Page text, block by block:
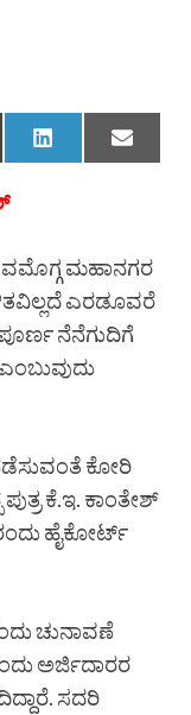
ಮಹಾನಗರ
ಎರಡೂವರೆ
ನೆನೆಗುದಿಗೆ
ಕೋರಿ
ಕೆ.ಇ. ಕಾಂತೇಶ್‌
ಹೈಕೋರ್ಟ್
ಚುನಾವಣೆ
ಅರ್ಜಿದಾರರ
ಸದರಿ